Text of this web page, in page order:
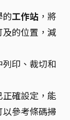
的工作站 ，將
的位置，減
印、裁切和
正確設定，能
參考條碼掃